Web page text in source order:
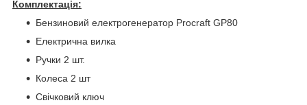
Комплектація:
Бензиновий електрогенератор Procraft GP80
Електрична вилка
Ручки 2 шт.
Колеса 2 шт
Свічковий ключ